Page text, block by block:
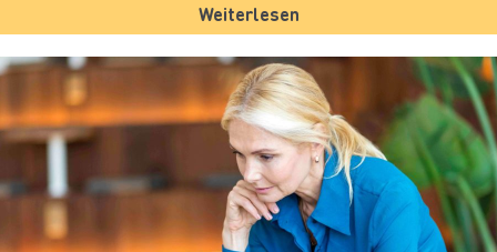
Weiterlesen